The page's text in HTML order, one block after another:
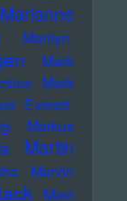
Marianne
Marilyn
Mark
Mark
Everett
Markus
Martin
Marvin
Mavi